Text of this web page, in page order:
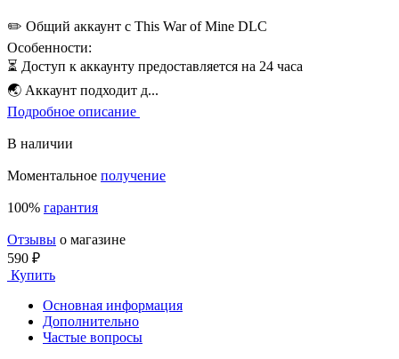
✏️ Общий аккаунт с This War of Mine DLC
Особенности:
⏳ Доступ к аккаунту предоставляется на 24 часа
🌏 Аккаунт подходит д...
Подробное описание
В наличии
Моментальное получение
100% гарантия
Отзывы о магазине
590 ₽
Купить
Основная информация
Дополнительно
Частые вопросы